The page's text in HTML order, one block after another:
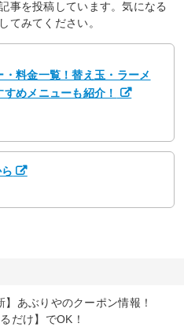
事を投稿しています。気になる
てみてください。
・料金一覧！替え玉・ラーメ
めメニューも紹介！
】あぶりやのクーポン情報！
だけ】でOK！